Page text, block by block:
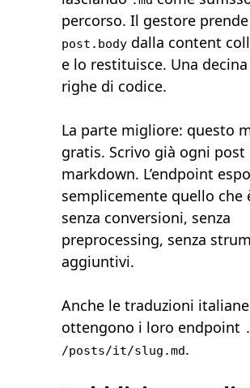
percorso. Il gestore prende
post.body dalla content
e lo restituisce. Una
righe di codice.
La parte migliore: questo
gratis. Scrivo già ogni post
markdown. L’endpoint
semplicemente quello che
senza conversioni, senza
preprocessing, senza
aggiuntivi.
Anche le traduzioni italiane
ottengono i loro endpoint
/posts/it/slug.md.